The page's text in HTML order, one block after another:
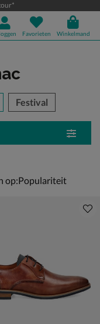
Favorieten Winkelmand
Festival
op: